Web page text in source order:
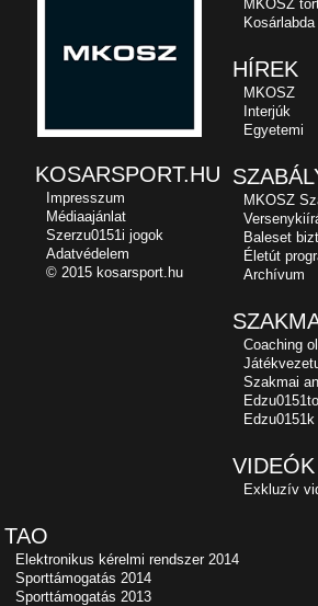
MKOSZ
HÍREK
MKOSZ
Interjúk
Egyetemi
MKOSZ
Baleset
Életút
Archívum
Coaching
Szakmai
VIDEÓK
Exkluzív
TAO
Elektronikus kérelmi rendszer 2014
Sporttámogatás 2014
Sporttámogatás 2013
KOSARSPORT.HU
Impresszum
Médiaajánlat
Szerzu0151i jogok
Adatvédelem
© 2015 kosarsport.hu